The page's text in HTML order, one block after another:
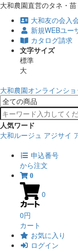
大和農園直営のタネ・
大和友の会入
新規WEBユー
カタログ請求
文字サイズ
標準
大
大和農園オンラインシ
人気ワード
大和ルージュ アジサイ
申込番号
から注文
0
0
0円
カート
お気に入り
ログイン